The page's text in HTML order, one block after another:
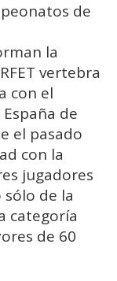
de
la
vertebra
con el
de
el pasado
con la
jugadores
de la
categoría
de 60